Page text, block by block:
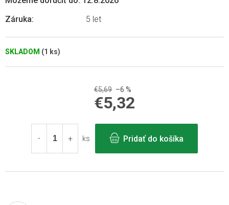
SKLADOM (1 ks)
Záruka: 5 let
€5,69 –6 %
€5,32
cena:
ks
Pridať do košíka